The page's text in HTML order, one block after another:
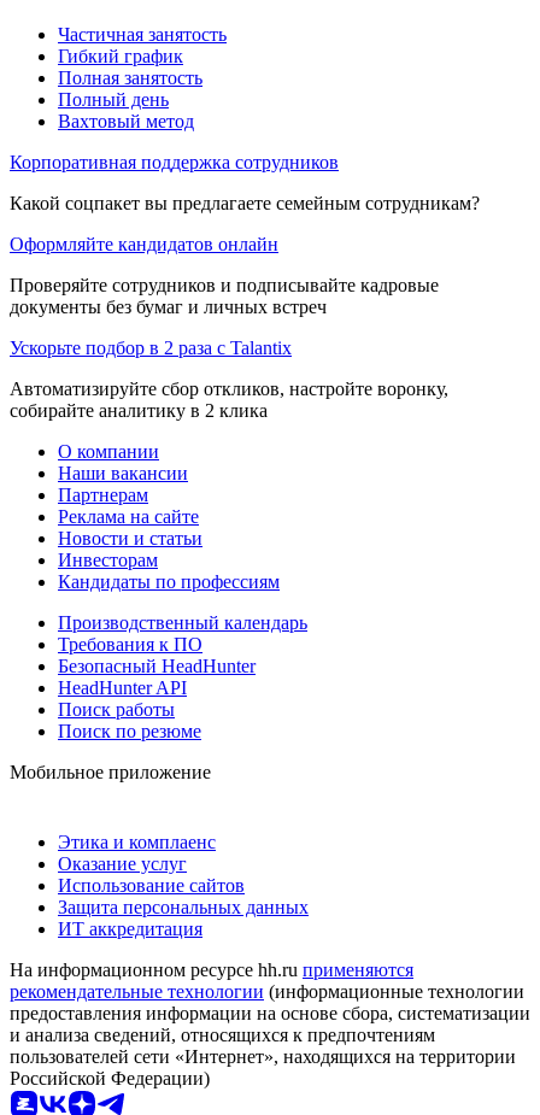
Частичная занятость
Гибкий график
Полная занятость
Полный день
Вахтовый метод
Корпоративная поддержка сотрудников
Какой соцпакет вы предлагаете семейным сотрудникам?
Оформляйте кандидатов онлайн
Проверяйте сотрудников и подписывайте кадровые
документы без бумаг и личных встреч
Ускорьте подбор в 2 раза с Talantix
Автоматизируйте сбор откликов, настройте воронку,
собирайте аналитику в 2 клика
О компании
Наши вакансии
Партнерам
Реклама на сайте
Новости и статьи
Инвесторам
Кандидаты по профессиям
Производственный календарь
Требования к ПО
Безопасный HeadHunter
HeadHunter API
Поиск работы
Поиск по резюме
Мобильное приложение
Этика и комплаенс
Оказание услуг
Использование сайтов
Защита персональных данных
ИТ аккредитация
На информационном ресурсе hh.ru применяются
рекомендательные технологии (информационные технологии
предоставления информации на основе сбора, систематизации
и анализа сведений, относящихся к предпочтениям
пользователей сети «Интернет», находящихся на территории
Российской Федерации)